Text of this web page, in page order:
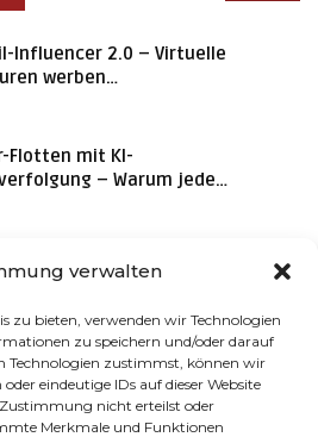
verwalten
zu bieten, verwenden wir Technologien
zu speichern und/oder darauf
Technologien zustimmst, können wir
eindeutige IDs auf dieser Website
nicht erteilst oder
Merkmale und Funktionen
Influencer 2.0 – Virtuelle
werben…
Flotten mit KI-
– Warum jede…
Ihre Route…
Autos senden Daten an
– droht ein…